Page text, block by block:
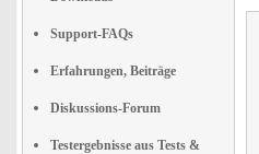
Support-FAQs
Erfahrungen, Beiträge
Diskussions-Forum
Testergebnisse aus Tests &